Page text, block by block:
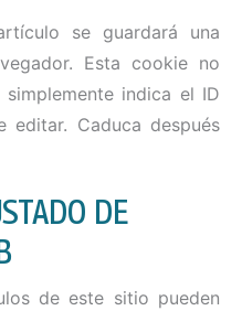
se guardará una
Esta cookie no
indica el ID
editar. Caduca después
DE
de este sitio pueden